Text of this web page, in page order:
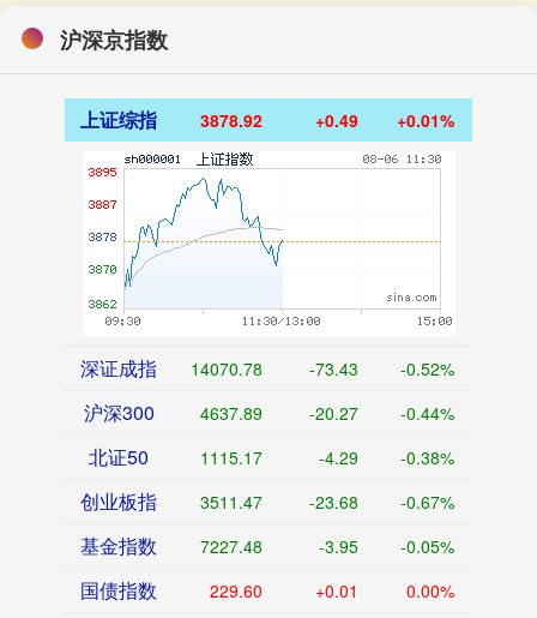
沪深京指数
上证综指 3878.92 +0.49 +0.01%
深证成指 14070.78 -73.43 -0.52%
沪深300 4637.89 -20.27 -0.44%
北证50 1115.17 -4.29 -0.38%
创业板指 3511.47 -23.68 -0.67%
基金指数 7227.48 -3.95 -0.05%
国债指数 229.60 +0.01 0.00%